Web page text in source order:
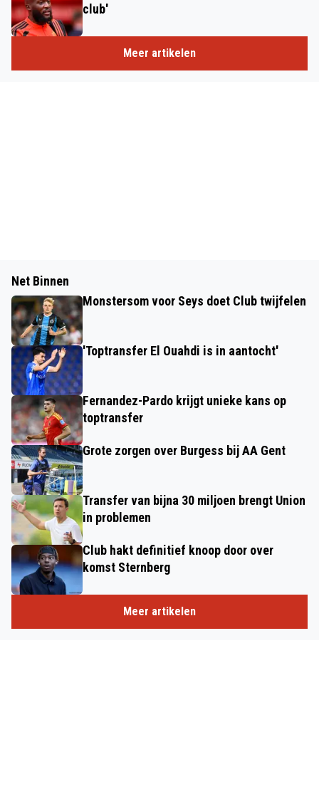
club'
Meer artikelen
Net Binnen
Monstersom voor Seys doet Club twijfelen
'Toptransfer El Ouahdi is in aantocht'
Fernandez-Pardo krijgt unieke kans op
toptransfer
Grote zorgen over Burgess bij AA Gent
Transfer van bijna 30 miljoen brengt Union
in problemen
Club hakt definitief knoop door over
komst Sternberg
Meer artikelen